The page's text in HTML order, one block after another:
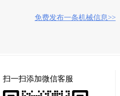
免费发布一条机械信息>>
扫一扫添加微信客服